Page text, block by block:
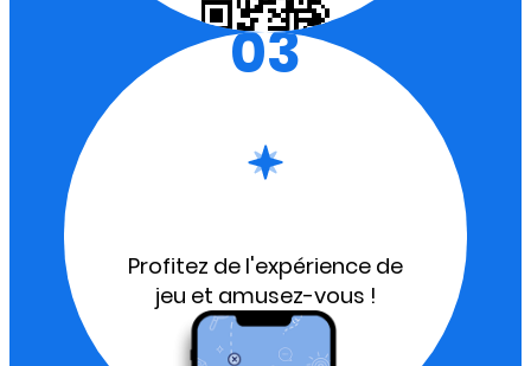
03
Profitez de l'expérience de
jeu et amusez-vous !